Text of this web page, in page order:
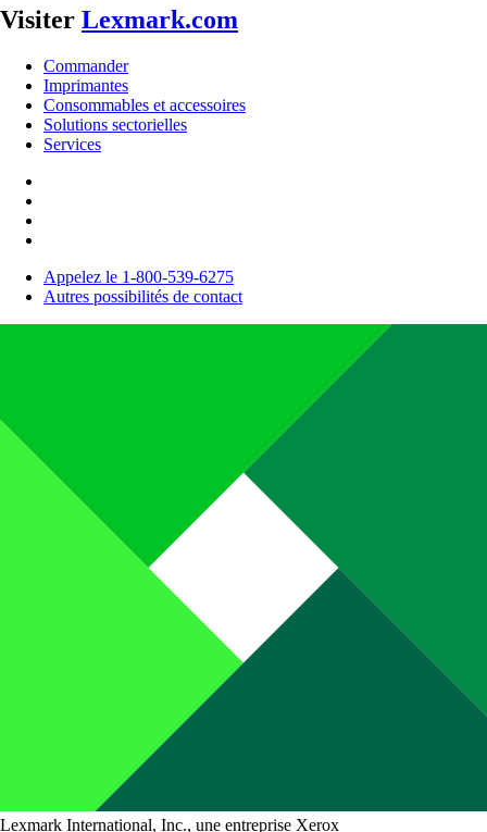
Visiter Lexmark.com
Commander
Imprimantes
Consommables et accessoires
Solutions sectorielles
Services
Appelez le 1-800-539-6275
Autres possibilités de contact
Lexmark International, Inc., une entreprise Xerox